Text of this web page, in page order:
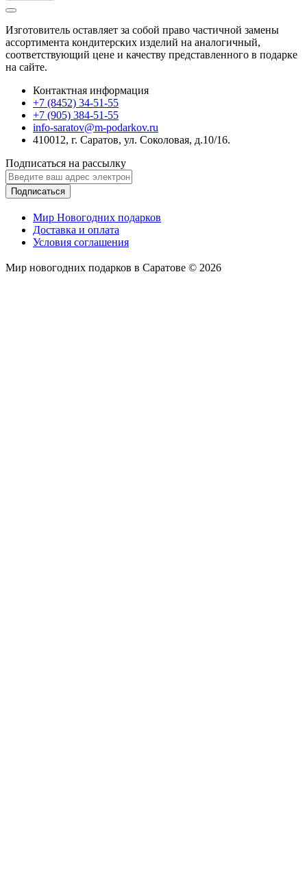
Изготовитель оставляет за собой право частичной замены
ассортимента кондитерских изделий на аналогичный,
соответствующий цене и качеству представленного в подарке
на сайте.
Контактная информация
+7 (8452) 34-51-55
+7 (905) 384-51-55
info-saratov@m-podarkov.ru
410012, г. Саратов, ул. Соколовая, д.10/16.
Подписаться на рассылку
Подписаться
Мир Новогодних подарков
Доставка и оплата
Условия соглашения
Мир новогодних подарков в Саратове © 2026